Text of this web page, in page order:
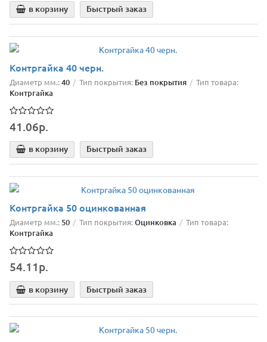
в корзину Быстрый заказ
Контргайка 40 черн.
Диаметр мм.:40 Тип покрытия: Без покрытия Тип товара:
Контргайка
41.06р.
в корзину Быстрый заказ
Контргайка 50 оцинкованная
Диаметр мм.: 50 Тип покрытия:Оцинковка Тип товара:
Контргайка
54.11р.
в корзину Быстрый заказ